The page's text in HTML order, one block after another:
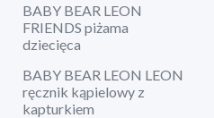
BABY BEAR LEON
FRIENDS piżama
dziecięca
BABY BEAR LEON LEON
ręcznik kąpielowy z
kapturkiem